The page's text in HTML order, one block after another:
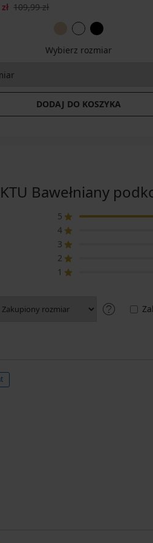
109,99 zł
Wybierz rozmiar
DODAJ DO KOSZYKA
Bawełniany
5
4
3
2
1